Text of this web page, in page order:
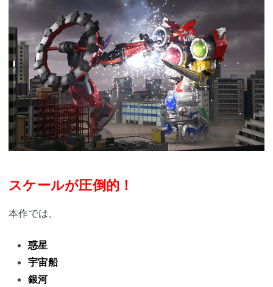
スケールが圧倒的！
本作では、
惑星
宇宙船
銀河